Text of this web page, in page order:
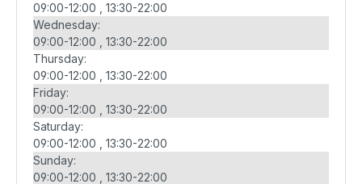
09:00-12:00
13:30-22:00
Wednesday:
09:00-12:00
13:30-22:00
Thursday:
09:00-12:00
13:30-22:00
Friday:
09:00-12:00
13:30-22:00
Saturday:
09:00-12:00
13:30-22:00
Sunday:
09:00-12:00
13:30-22:00